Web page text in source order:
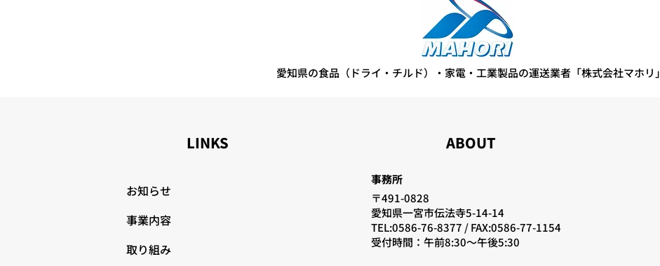
続日数「７２９日」 ７月末時愛知県の食品（ドライ・チルド）・家電・工業製品の運送業者「株式会社マホリ」
LINKS
お知らせ
事業内容
取り組み
ABOUT
事務所
〒491-0828
愛知県一宮市伝法寺5-14-14
TEL:0586-76-8377 /FAX:0586-77-1154
​受付時間：午前8:30〜午後5:30